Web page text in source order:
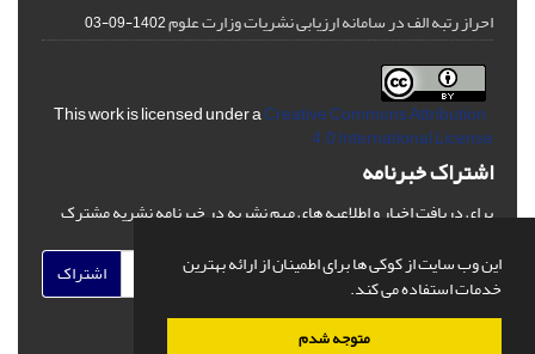
این وب سایت از کوکی ها برای اطمینان از ارائه بهترین
خدمات استفاده می کند.
متوجه شدم
احراز رتبه الف در سامانه ارزیابی نشریات وزارت علوم1402-09-03
Creative Commons Attribution
4.0 International License
اشتراک خبرنامه
برای دریافت اخبار و اطلاعیه های مهم نشریه در خبرنامه نشریه مشترک
اشتراک